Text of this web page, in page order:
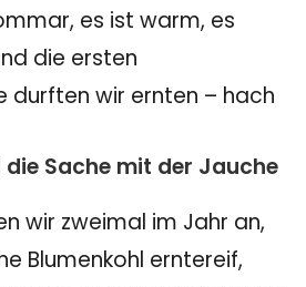
es ist warm, es
die ersten
durften wir ernten – hach
die Sache mit der Jauche
wir zweimal im Jahr an,
Blumenkohl erntereif,